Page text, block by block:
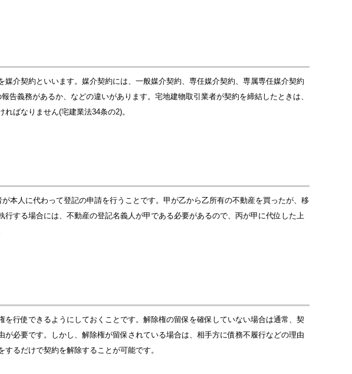
介契約といいます。媒介契約には、一般媒介契約、専任媒介契約、専属専任媒介契約
告義務があるか、などの違いがあります。宅地建物取引業者が契約を締結したときは、
ばなりません(宅建業法34条の2)。
本人に代わって登記の申請を行うことです。甲が乙から乙所有の不動産を買ったが、移
する場合には、不動産の登記名義人が甲である必要があるので、丙が甲に代位した上
行使できるようにしておくことです。解除権の留保を確保していない場合は通常、契
必要です。しかし、解除権が留保されている場合は、相手方に債務不履行などの理由
るだけで契約を解除することが可能です。